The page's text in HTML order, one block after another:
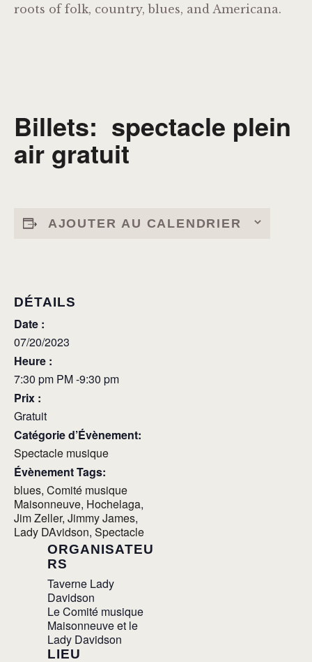
roots of folk, country, blues, and Americana.
Billets: spectacle plein
air gratuit
AJOUTER AU CALENDRIER
DÉTAILS
Date :
07/20/2023
Heure :
7:30 pm PM -9:30 pm
Prix :
Gratuit
Catégorie d’Évènement:
Spectacle musique
Évènement Tags:
blues, Comité musique
Maisonneuve, Hochelaga,
Jim Zeller, Jimmy James,
Lady DAvidson, Spectacle
LIEU
ORGANISATEU
RS
Taverne Lady
Davidson
Le Comité musique
Maisonneuve et le
Lady Davidson